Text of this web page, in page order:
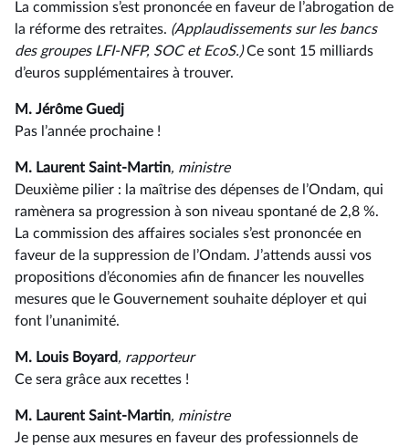
La commission s’est prononcée en faveur de l’abrogation de
la réforme des retraites. (Applaudissements sur les bancs
des groupes LFI-NFP, SOC et EcoS.)Ce sont 15 milliards
d’euros supplémentaires à trouver.
M. Jérôme Guedj
Pas l’année prochaine !
M. Laurent Saint-Martin, ministre
Deuxième pilier : la maîtrise des dépenses de l’Ondam, qui
ramènera sa progression à son niveau spontané de 2,8 %.
La commission des affaires sociales s’est prononcée en
faveur de la suppression de l’Ondam. J’attends aussi vos
propositions d’économies afin de financer les nouvelles
mesures que le Gouvernement souhaite déployer et qui
font l’unanimité.
M. Louis Boyard, rapporteur
Ce sera grâce aux recettes !
M. Laurent Saint-Martin, ministre
Je pense aux mesures en faveur des professionnels de